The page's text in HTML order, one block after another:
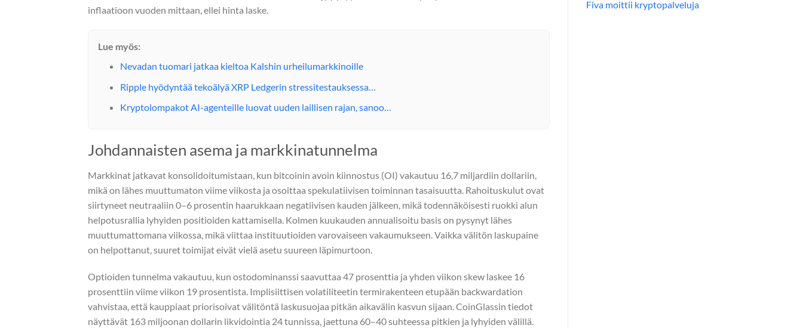
inflaatioon vuoden mittaan, ellei hinta laske.
Lue myös:
Nevadan tuomari jatkaa kieltoa Kalshin urheilumarkkinoille
Ripple hyödyntää tekoälyä XRP Ledgerin stressitestauksessa…
Kryptolompakot AI-agenteille luovat uuden laillisen rajan, sanoo…
Johdannaisten asema ja markkinatunnelma
Markkinat jatkavat konsolidoitumistaan, kun bitcoinin avoin kiinnostus (OI) vakautuu 16,7 miljardiin dollariin,
mikä on lähes muuttumaton viime viikosta ja osoittaa spekulatiivisen toiminnan tasaisuutta. Rahoituskulut ovat
siirtyneet neutraaliin 0–6 prosentin haarukkaan negatiivisen kauden jälkeen, mikä todennäköisesti ruokki alun
helpotusrallia lyhyiden positioiden kattamisella. Kolmen kuukauden annualisoitu basis on pysynyt lähes
muuttumattomana viikossa, mikä viittaa instituutioiden varovaiseen vakaumukseen. Vaikka välitön laskupaine
on helpottanut, suuret toimijat eivät vielä asetu suureen läpimurtoon.
Optioiden tunnelma vakautuu, kun ostodominanssi saavuttaa 47 prosenttia ja yhden viikon skew laskee 16
prosenttiin viime viikon 19 prosentista. Implisiittisen volatiliteetin termirakenteen etupään backwardation
vahvistaa, että kauppiaat priorisoivat välitöntä laskusuojaa pitkän aikavälin kasvun sijaan. CoinGlassin tiedot
näyttävät 163 miljoonan dollarin likvidointia 24 tunnissa, jaettuna 60–40 suhteessa pitkien ja lyhyiden välillä.
Fiva moittii kryptopalveluja